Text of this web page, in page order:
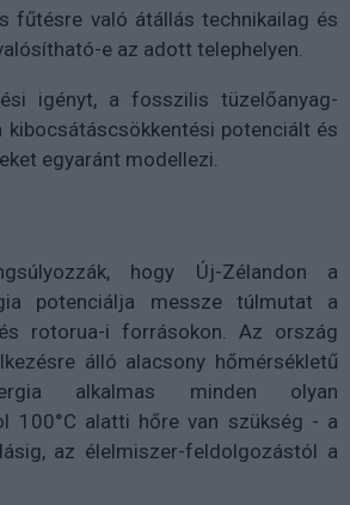
fűtésre való átállás technikailag és
e az adott telephelyen.
igényt, a fosszilis tüzelőanyag-
kibocsátáscsökkentési potenciált és
egyaránt modellezi.
hogy Új-Zélandon a
potenciálja messze túlmutat a
rotorua-i forrásokon. Az ország
álló alacsony hőmérsékletű
alkalmas minden olyan
100°C alatti hőre van szükség - a
az élelmiszer-feldolgozástól a